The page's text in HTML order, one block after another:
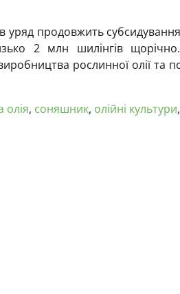
уряд продовжить
2 млн шилінгів
рослинної олії та
олія, соняшник, олійні культури,